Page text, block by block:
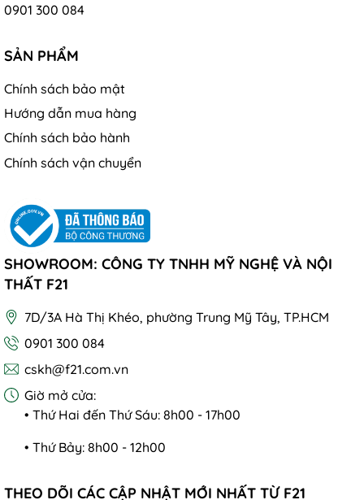
0901 300 084
SẢN PHẨM
Chính sách bảo mật
Hướng dẫn mua hàng
Chính sách bảo hành
Chính sách vận chuyển
SHOWROOM: CÔNG TY TNHH MỸ NGHỆ VÀ NỘI
THẤT F21
7D/3A Hà Thị Khéo, phường Trung Mỹ Tây, TP.HCM
0901 300 084
cskh@f21.com.vn
Giờ mở cửa:
• Thứ Hai đến Thứ Sáu: 8h00 - 17h00
• Thứ Bảy: 8h00 - 12h00
THEO DÕI CÁC CẬP NHẬT MỚI NHẤT TỪ F21